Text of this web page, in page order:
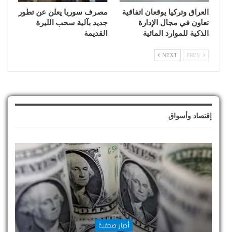
العراق وتركيا يوقعان اتفاقية
تعاون في مجال الإدارة
الذكية للموارد المائية
مصرف سوريا يعلن عن تطور
جديد بآلية سحب الليرة
القديمة
NEXT
إقتصاد وأسواق
أخبار صحفية